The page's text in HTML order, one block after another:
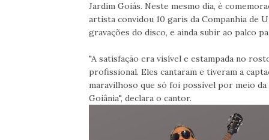
Jardim Goiás. Neste mesmo dia, é
artista convidou 10 garis da Companhia de
gravações do disco, e ainda subir ao palco
"A satisfação era visível e estampada no
profissional. Eles cantaram e tiveram a
maravilhoso que só foi possível por meio
Goiânia", declara o cantor.